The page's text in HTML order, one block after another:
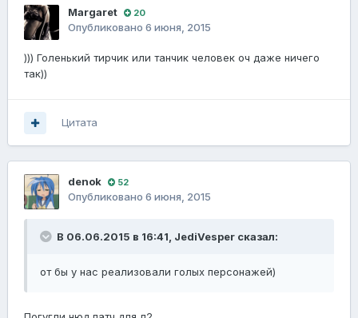
Margaret 20
Опубликовано 6 июня, 2015
))) Голенький тирчик или танчик человек оч даже ничего
так))
Цитата
denok 52
Опубликовано 6 июня, 2015
В 06.06.2015 в 16:41, JediVesper сказал:
от бы у нас реализовали голых персонажей)